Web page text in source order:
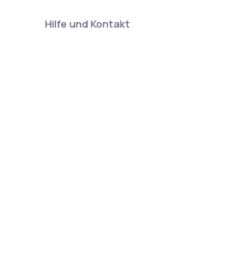
Hilfe und Kontakt